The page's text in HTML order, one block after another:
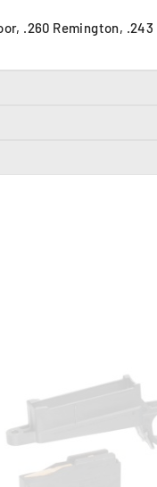
.260 Remington, .243